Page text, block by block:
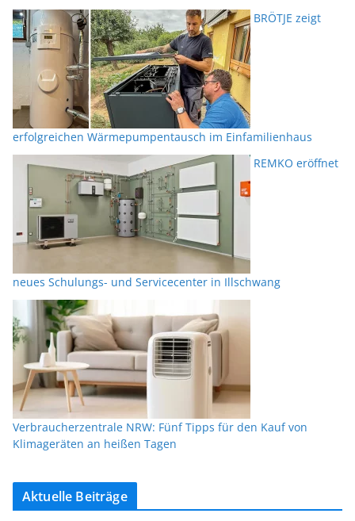
BRÖTJE zeigt
erfolgreichen Wärmepumpentausch im Einfamilienhaus
REMKO eröffnet
neues Schulungs- und Servicecenter in Illschwang
Verbraucherzentrale NRW: Fünf Tipps für den Kauf von
Klimageräten an heißen Tagen
Aktuelle Beiträge